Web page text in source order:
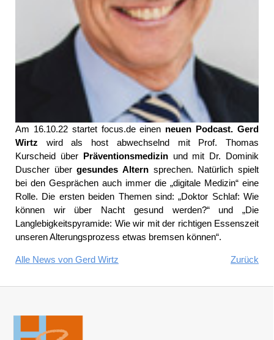
Am 16.10.22 startet focus.de einen neuen Podcast. Gerd
Wirtz wird als host abwechselnd mit Prof. Thomas
Kurscheid über Präventionsmedizinund mit Dr. Dominik
Duscher übergesundes Altern sprechen. Natürlich spielt
bei den Gesprächen auch immer die „digitale Medizin“ eine
Rolle. Die ersten beiden Themen sind: „Doktor Schlaf: Wie
können wir über Nacht gesund werden?“ und „Die
Langlebigkeitspyramide: Wie wir mit der richtigen Essenszeit
unseren Alterungsprozess etwas bremsen können“.
Alle News von Gerd Wirtz Zurück